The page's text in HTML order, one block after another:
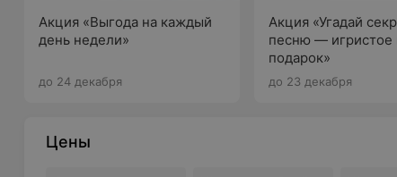
Акция «Выгода на каждый
день недели»
до 24 декабря
Акция «Угадай
песню — игристое
подарок»
до 23 декабря
Цены